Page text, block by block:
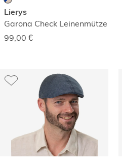
Lierys
Garona Check Leinenmütze
99,00 €